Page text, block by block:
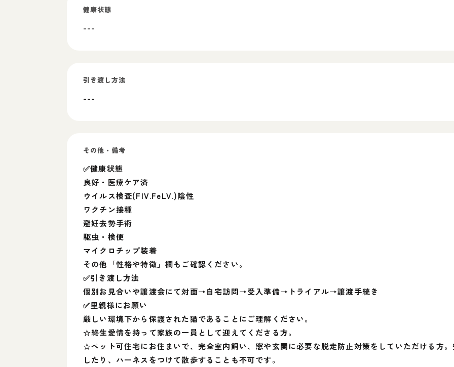
健康状態
---
引き渡し方法
---
その他・備考
✅健康状態
良好・医療ケア済
ウイルス検査(FIV.FeLV.)陰性
ワクチン接種
避妊去勢手術
駆虫・検便
マイクロチップ装着
その他「性格や特徴」欄もご確認ください。
✅引き渡し方法
個別お見合いや譲渡会にて対面→自宅訪問→受入準備→トライアル→譲渡手続き
✅里親様にお願い
厳しい環境下から保護された猫であることにご理解ください。
☆終生愛情を持って家族の一員として迎えてくださる方。
☆ペット可住宅にお住まいで、完全室内飼い、窓や玄関に必要な脱走防止対策をしていただける方
したり、ハーネスをつけて散歩することも不可です。